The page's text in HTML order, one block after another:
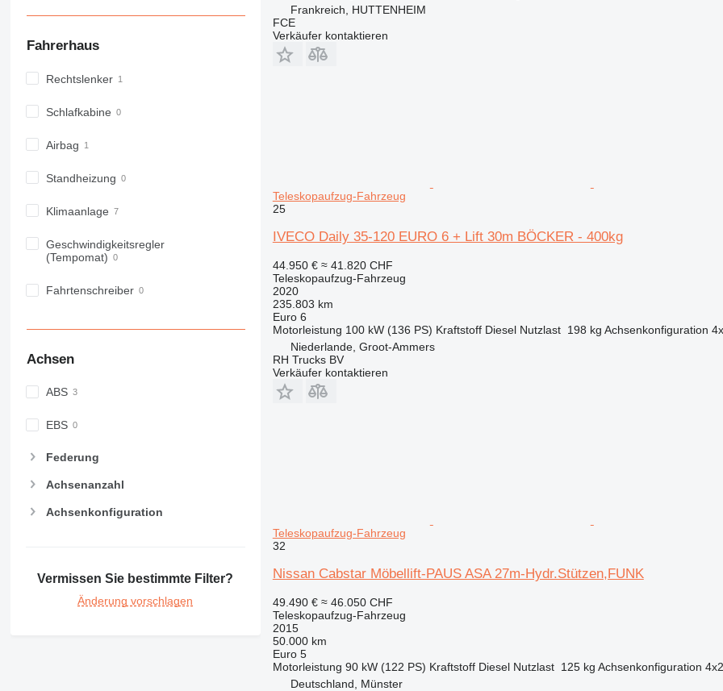
Fahrerhaus
Rechtslenker
Schlafkabine
Airbag
Standheizung
Klimaanlage
Geschwindigkeitsregler
(Tempomat)
Fahrtenschreiber
Achsen
ABS
EBS
Federung
Achsenanzahl
Achsenkonfiguration
Vermissen Sie bestimmte Filter?
Änderung vorschlagen
Frankreich, HUTTENHEIM
FCE
Verkäufer kontaktieren
Teleskopaufzug-Fahrzeug
25
IVECO Daily 35-120 EURO 6 + Lift 30m BÖCKER - 400kg
44.950 € ≈ 41.820 CHF
Teleskopaufzug-Fahrzeug
2020
235.803 km
Euro 6
Motorleistung 100 kW (136 PS) Kraftstoff Diesel Nutzlast 198 kg Achsenkonfiguration
Niederlande, Groot-Ammers
RH Trucks BV
Verkäufer kontaktieren
Teleskopaufzug-Fahrzeug
32
Nissan Cabstar Möbellift-PAUS ASA 27m-Hydr.Stützen,FUNK
49.490 € ≈ 46.050 CHF
Teleskopaufzug-Fahrzeug
2015
50.000 km
Euro 5
Motorleistung 90 kW (122 PS) Kraftstoff Diesel Nutzlast 125 kg Achsenkonfiguration 4x2
Deutschland, Münster